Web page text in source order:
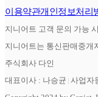
이용약관개인정보처리
지니어트 고객 문의 가능
지니어트는 통신판매중개
주식회사 다인
대표이사 : 나승균 사업자